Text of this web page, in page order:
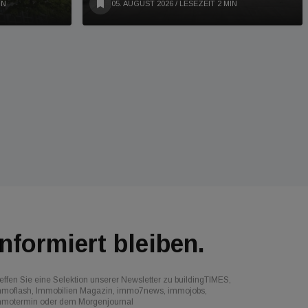
05. AUGUST 2026 / LESEZEIT 2 MIN
bleiben.
Sie eine Selektion unserer Newsletter zu buildingTIMES,
Immobilien Magazin, immo7news, immojobs,
oder dem Morgenjournal